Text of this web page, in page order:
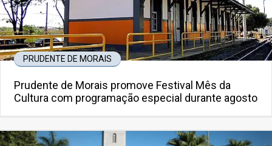
PRUDENTE DE MORAIS
Prudente de Morais promove Festival Mês da
Cultura com programação especial durante agosto